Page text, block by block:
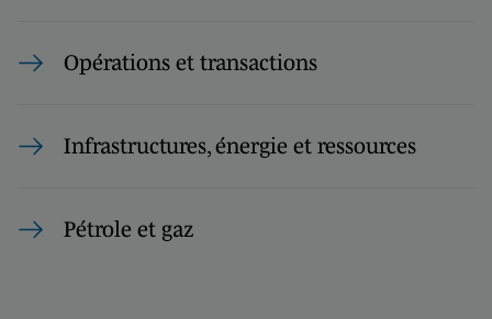
Opérations et transactions
Infrastructures, énergie et ressources
Pétrole et gaz